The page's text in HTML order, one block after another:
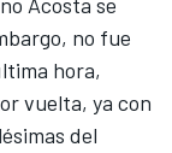
no fue
hora,
vuelta, ya con
del